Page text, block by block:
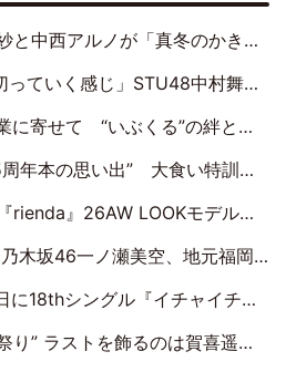
騒動で火花散らす！ 因縁の裏にあるのは、逆境をともに“凌”ぐ似た者同士の絆
じ」STU48中村舞、新しい挑戦は自らの手で
“いぶくる”の絆と後輩・龍頭綺音の決意
い特訓・守護霊企画・制服グラビア…盛りだくさんの裏話
』26AW LOOKモデルに就任
、地元福岡『めんべい25周年トップサポーター』に就任
虫』の発売決定！ フォーメーションは『日向坂で会いましょう』にて発表
遥香…5年ぶりの登場に「5年分大人になった私を見ていただけたら」